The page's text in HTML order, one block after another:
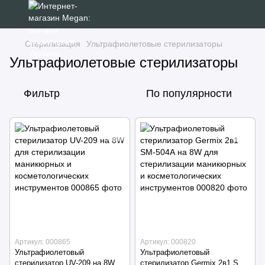
Стерилизация Ультрафиолетовые стерилизаторы
Ультрафиолетовые стерилизаторы
Фильтр По популярности
Артикул: 000865
Ультрафиолетовый
стерилизатор UV-209 на 8W
Артикул: 000820
Ультрафиолетовый
стерилизатор Germix 2в1 SM-